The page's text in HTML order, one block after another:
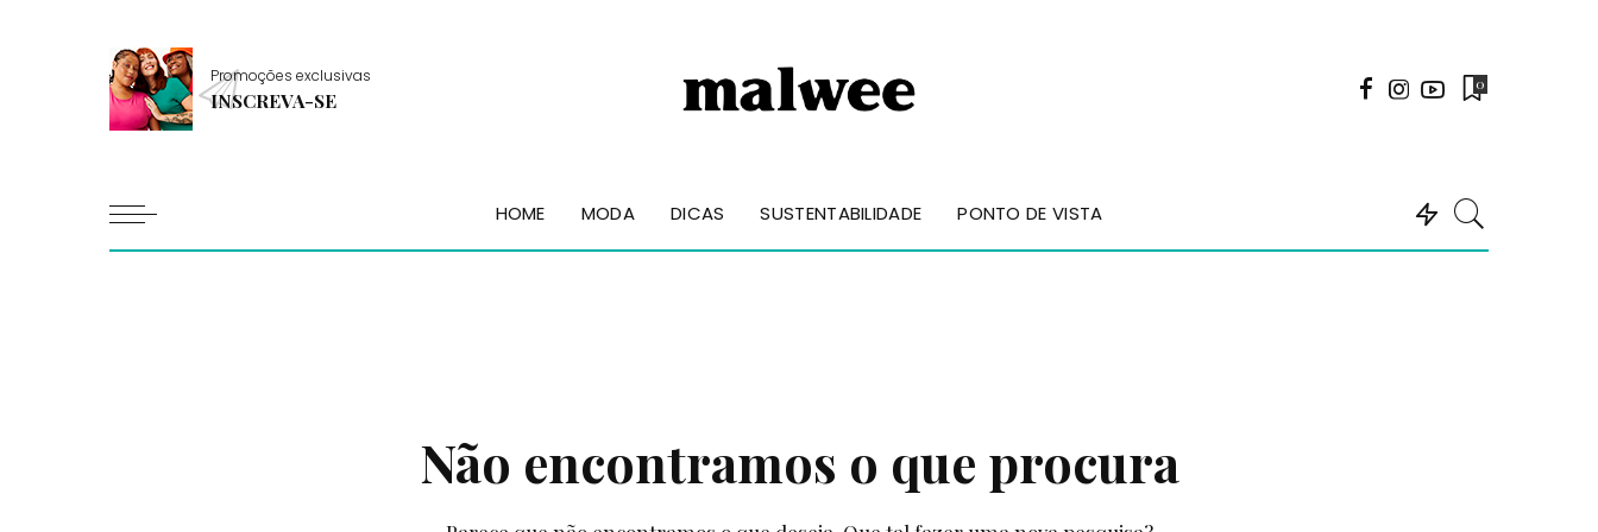
Promoções exclusivas
INSCREVA-SE
0
HOME MODA DICAS SUSTENTABILIDADE PONTO DE VISTA
Não encontramos o que procura